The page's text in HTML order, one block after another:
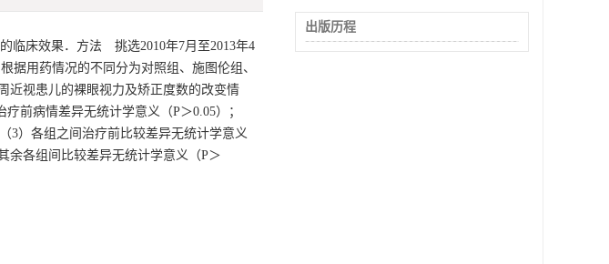
临床效果．方法 挑选2010年7月至2013年4
据用药情况的不同分为对照组、施图伦组、
近视患儿的裸眼视力及矫正度数的改变情
前病情差异无统计学意义（P＞0.05）；
3）各组之间治疗前比较差异无统计学意义
余各组间比较差异无统计学意义（P＞
出版历程